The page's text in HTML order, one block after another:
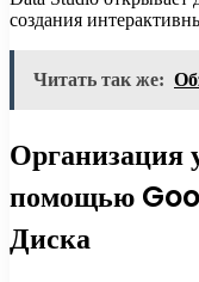
создания
Читать так же:
Организация
помощью
Диска